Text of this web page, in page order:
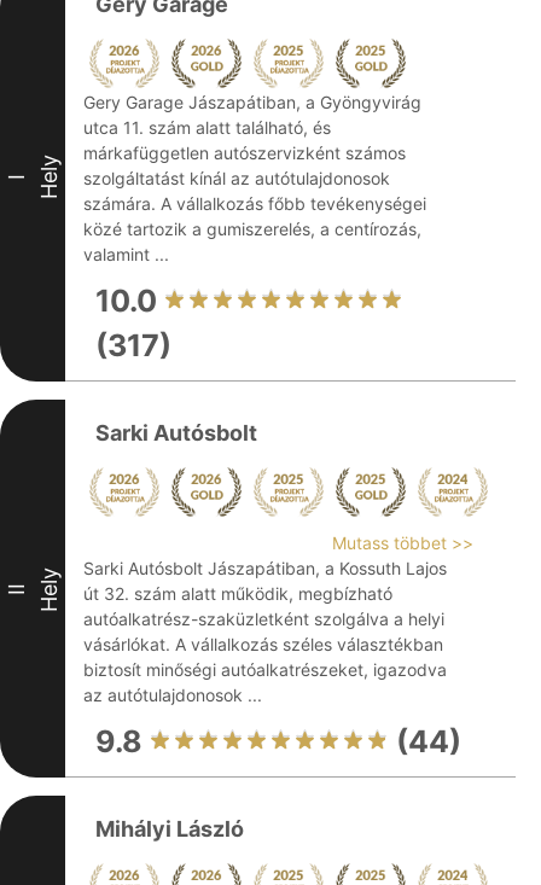
I Hely
Gery Garage Jászapátiban, a Gyöngyvirág
utca 11. szám alatt található, és
márkafüggetlen autószervizként számos
szolgáltatást kínál az autótulajdonosok
számára. A vállalkozás főbb tevékenységei
közé tartozik a gumiszerelés, a centírozás,
valamint ...
10.0
(317)
II Hely
Sarki Autósbolt
Mutass többet >>
Sarki Autósbolt Jászapátiban, a Kossuth Lajos
út 32. szám alatt működik, megbízható
autóalkatrész-szaküzletként szolgálva a helyi
vásárlókat. A vállalkozás széles választékban
biztosít minőségi autóalkatrészeket, igazodva
az autótulajdonosok ...
9.8 (44)
Mihályi László